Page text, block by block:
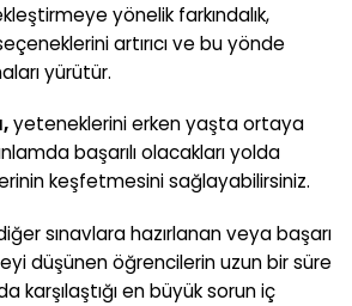
yönelik farkındalık,
artırıcı ve bu yönde
yürütür.
yeteneklerini erken yaşta ortaya
başarılı olacakları yolda
keşfetmesini sağlayabilirsiniz.
diğer sınavlara hazırlanan veya başarı
düşünen öğrencilerin uzun bir süre
karşılaştığı en büyük sorun iç